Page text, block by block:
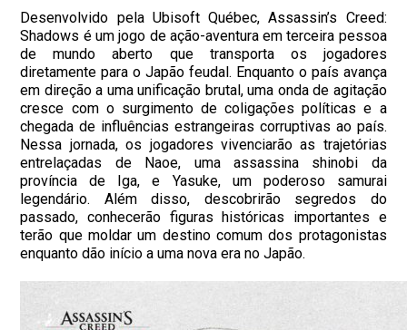
Desenvolvido pela Ubisoft Québec, Assassin’s Creed:
Shadows é um jogo de ação-aventura em terceira pessoa
de mundo aberto que transporta os jogadores
diretamente para o Japão feudal. Enquanto o país avança
em direção a uma unificação brutal, uma onda de agitação
cresce com o surgimento de coligações políticas e a
chegada de influências estrangeiras corruptivas ao país.
Nessa jornada, os jogadores vivenciarão as trajetórias
entrelaçadas de Naoe, uma assassina shinobi da
província de Iga, e Yasuke, um poderoso samurai
legendário. Além disso, descobrirão segredos do
passado, conhecerão figuras históricas importantes e
terão que moldar um destino comum dos protagonistas
enquanto dão início a uma nova era no Japão.